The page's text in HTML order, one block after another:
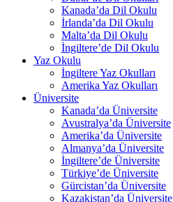
Kanada’da Dil Okulu
İrlanda’da Dil Okulu
Malta’da Dil Okulu
İngiltere’de Dil Okulu
Yaz Okulu
İngiltere Yaz Okulları
Amerika Yaz Okulları
Üniversite
Kanada’da Üniversite
Avustralya’da Üniversite
Amerika’da Üniversite
Almanya’da Üniversite
İngiltere’de Üniversite
Türkiye’de Üniversite
Gürcistan’da Üniversite
Kazakistan’da Üniversite